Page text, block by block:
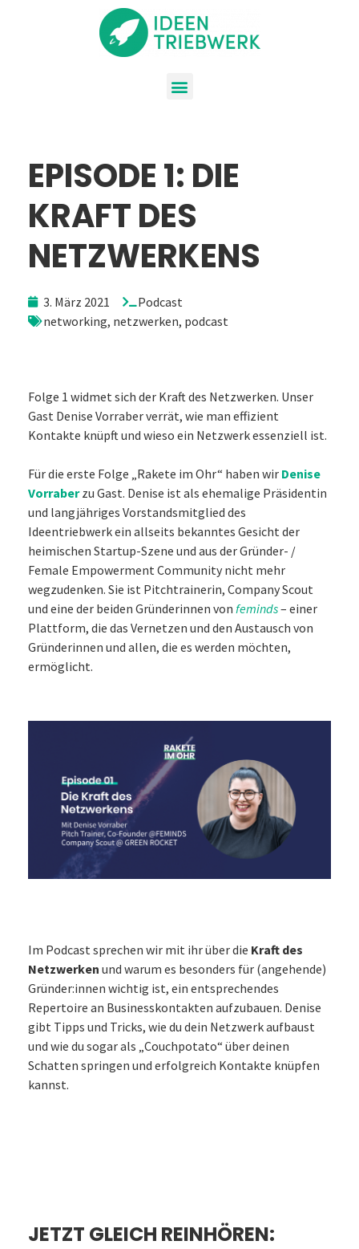
EPISODE 1: DIE
KRAFT DES
NETZWERKENS
3. März 2021
Podcast
networking, netzwerken, podcast
Folge 1 widmet sich der Kraft des Netzwerken. Unser
Gast Denise Vorraber verrät, wie man effizient
Kontakte knüpft und wieso ein Netzwerk essenziell ist.
Für die erste Folge „Rakete im Ohr“ haben wir Denise
Vorraberzu Gast. Denise ist als ehemalige Präsidentin
und langjähriges Vorstandsmitglied des
Ideentriebwerk ein allseits bekanntes Gesicht der
heimischen Startup-Szene und aus der Gründer- /
Female Empowerment Community nicht mehr
wegzudenken. Sie ist Pitchtrainerin, Company Scout
und eine der beiden Gründerinnen von feminds– einer
Plattform, die das Vernetzen und den Austausch von
Gründerinnen und allen, die es werden möchten,
ermöglicht.
Im Podcast sprechen wir mit ihr über die Kraft des
Netzwerken und warum es besonders für (angehende)
Gründer:innen wichtig ist, ein entsprechendes
Repertoire an Businesskontakten aufzubauen. Denise
gibt Tipps und Tricks, wie du dein Netzwerk aufbaust
und wie du sogar als „Couchpotato“ über deinen
Schatten springen und erfolgreich Kontakte knüpfen
kannst.
JETZT GLEICH REINHÖREN: